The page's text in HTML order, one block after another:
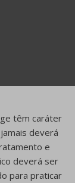
têm caráter
deverá
e
deverá ser
para praticar